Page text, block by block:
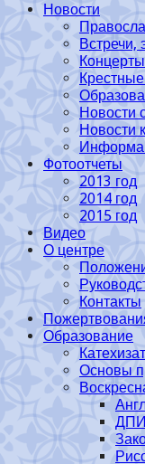
Новости
Встречи,
Новости
Новости
Фотоотчеты
2013 год
2014 год
2015 год
Видео
О центре
Контакты
Образование
Основы
ДПИ